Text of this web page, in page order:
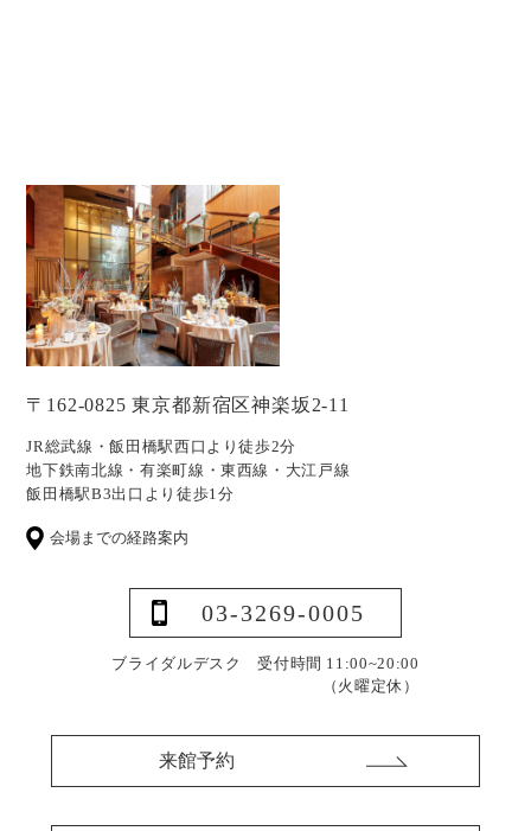
〒162-0825 東京都新宿区神楽坂2-11
JR総武線・飯田橋駅西口より徒歩2分
地下鉄南北線・有楽町線・東西線・大江戸線
飯田橋駅B3出口より徒歩1分
会場までの経路案内
03-3269-0005
ブライダルデスク 受付時間 11:00~20:00
（火曜定休）
来館予約